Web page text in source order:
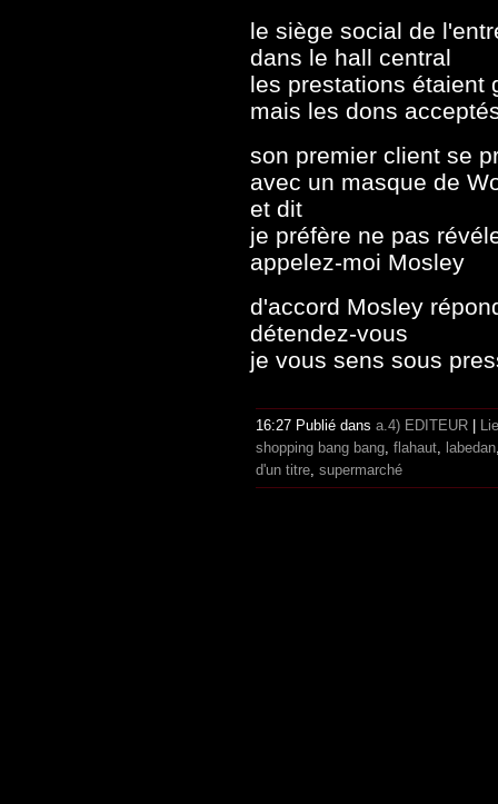
le siège social de
dans le hall central
les prestations étaient
mais les dons
son premier client se
avec un masque de
et dit
je préfère ne pas
appelez-moi Mosley
d'accord Mosley
détendez-vous
je vous sens sous
16:27 Publié dans a.4) EDITEUR
shopping bang bang flahaut labedan
d'un titre supermarché